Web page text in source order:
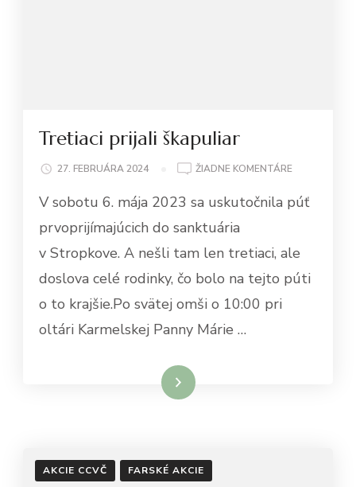
Tretiaci prijali škapuliar
27. FEBRUÁRA 2024 ŽIADNE KOMENTÁRENA
PRIJALI
V sobotu 6. mája 2023 sa uskutočnila púť
prvoprijímajúcich do sanktuária
v Stropkove. A nešli tam len tretiaci, ale
doslova celé rodinky, čo bolo na tejto púti
o to krajšie.Po svätej omši o 10:00 pri
oltári Karmelskej Panny Márie …
Čítať viac
AKCIE CCVČ FARSKÉ AKCIE